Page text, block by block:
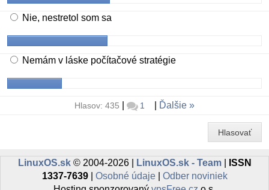
Nie, nestretol som sa
Nemám v láske počítačové stratégie
Hlasov: 435 1 Ďalšie
Hlasovať
LinuxOS.sk© 2004-2026 | LinuxOS.sk - Team|
ISSN
1337-7639| Osobné údaje| Odber noviniek